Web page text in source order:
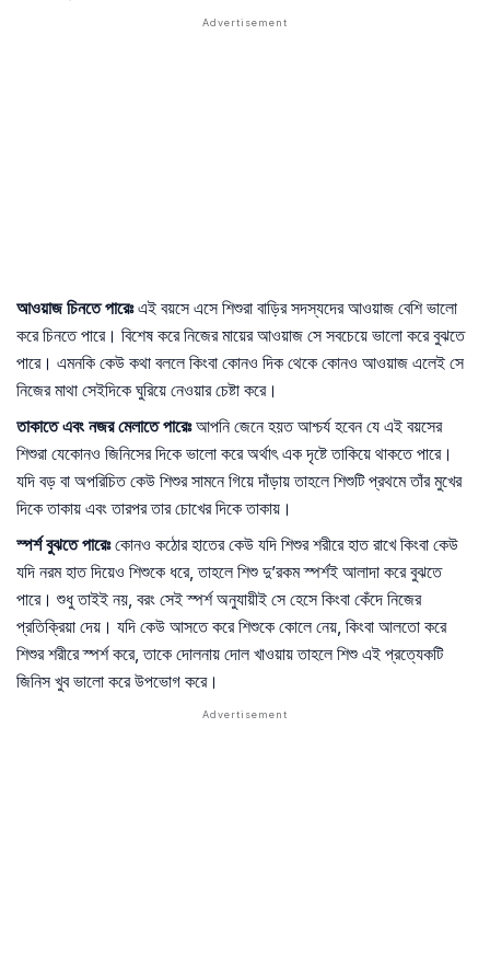
আওয়াজ চিনতে পারেঃএই বয়সে এসে শিশুরা বাড়ির সদস্যদের আওয়াজ বেশি ভালো
করে চিনতে পারে। বিশেষ করে নিজের মায়ের আওয়াজ সে সবচেয়ে ভালো করে বুঝতে
পারে। এমনকি কেউ কথা বললে কিংবা কোনও দিক থেকে কোনও আওয়াজ এলেই সে
নিজের মাথা সেইদিকে ঘুরিয়ে নেওয়ার চেষ্টা করে।
তাকাতে এবং নজর মেলাতে পারেঃআপনি জেনে হয়ত আশ্চর্য হবেন যে এই বয়সের
শিশুরা যেকোনও জিনিসের দিকে ভালো করে অর্থাৎ এক দৃষ্টে তাকিয়ে থাকতে পারে।
যদি বড় বা অপরিচিত কেউ শিশুর সামনে গিয়ে দাঁড়ায় তাহলে শিশুটি প্রথমে তাঁর মুখের
দিকে তাকায় এবং তারপর তার চোখের দিকে তাকায়।
স্পর্শ বুঝতে পারেঃকোনও কঠোর হাতের কেউ যদি শিশুর শরীরে হাত রাখে কিংবা কেউ
যদি নরম হাত দিয়েও শিশুকে ধরে, তাহলে শিশু দু’রকম স্পর্শই আলাদা করে বুঝতে
পারে। শুধু তাইই নয়, বরং সেই স্পর্শ অনুযায়ীই সে হেসে কিংবা কেঁদে নিজের
প্রতিক্রিয়া দেয়। যদি কেউ আসতে করে শিশুকে কোলে নেয়, কিংবা আলতো করে
শিশুর শরীরে স্পর্শ করে, তাকে দোলনায় দোল খাওয়ায় তাহলে শিশু এই প্রত্যেকটি
জিনিস খুব ভালো করে উপভোগ করে।